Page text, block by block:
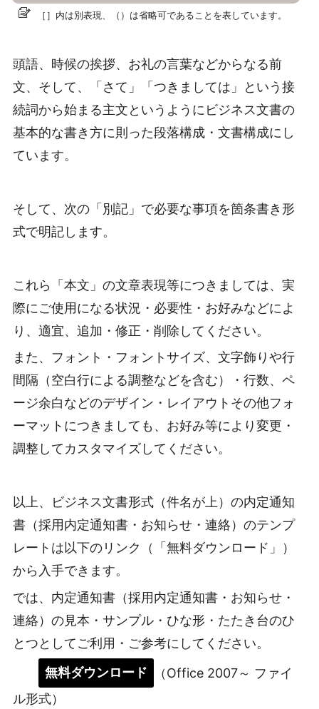
［］内は別表現、（）は省略可であることを表しています。
頭語、時候の挨拶、お礼の言葉などからなる前
文、そして、「さて」「つきましては」という接
続詞から始まる主文というようにビジネス文書の
基本的な書き方に則った段落構成・文書構成にし
ています。
そして、次の「別記」で必要な事項を箇条書き形
式で明記します。
これら「本文」の文章表現等につきましては、実
際にご使用になる状況・必要性・お好みなどによ
り、適宜、追加・修正・削除してください。
また、フォント・フォントサイズ、文字飾りや行
間隔（空白行による調整などを含む）・行数、ペ
ージ余白などのデザイン・レイアウトその他フォ
ーマットにつきましても、お好み等により変更・
調整してカスタマイズしてください。
以上、ビジネス文書形式（件名が上）の内定通知
書（採用内定通知書・お知らせ・連絡）のテンプ
レートは以下のリンク（「無料ダウンロード」）
から入手できます。
では、内定通知書（採用内定通知書・お知らせ・
連絡）の見本・サンプル・ひな形・たたき台のひ
とつとしてご利用・ご参考にしてください。
無料ダウンロード
（Office 2007～ ファイ
ル形式）